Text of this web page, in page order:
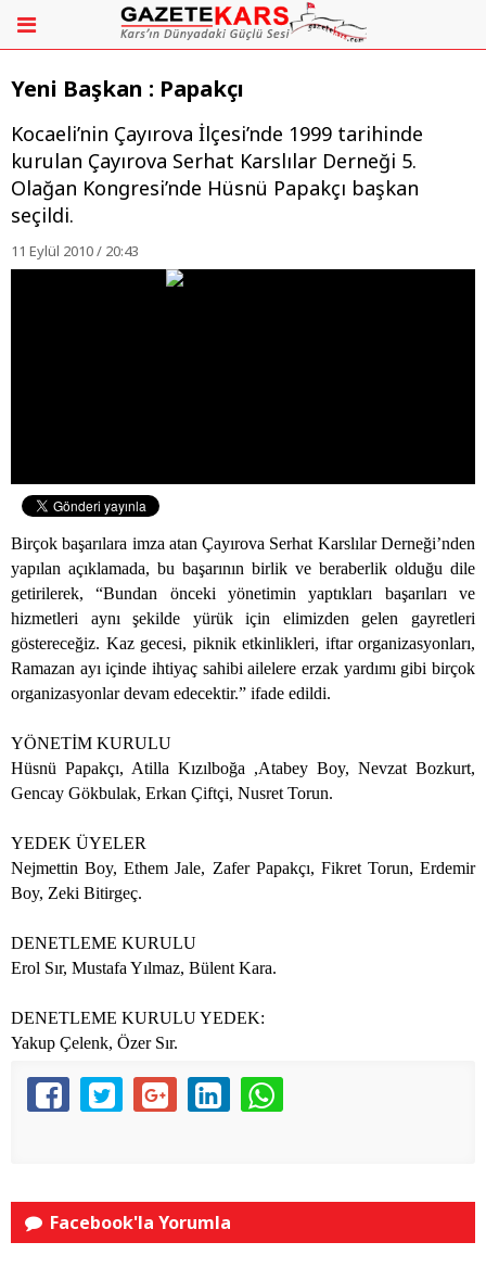
Yeni Başkan : Papakçı
Kocaeli’nin Çayırova İlçesi’nde 1999 tarihinde
kurulan Çayırova Serhat Karslılar Derneği 5.
Olağan Kongresi’nde Hüsnü Papakçı başkan
seçildi.
11 Eylül 2010 / 20:43
Birçok başarılara imza atan Çayırova Serhat Karslılar Derneği’nden
yapılan açıklamada, bu başarının birlik ve beraberlik olduğu dile
getirilerek, “Bundan önceki yönetimin yaptıkları başarıları ve
hizmetleri aynı şekilde yürük için elimizden gelen gayretleri
göstereceğiz. Kaz gecesi, piknik etkinlikleri, iftar organizasyonları,
Ramazan ayı içinde ihtiyaç sahibi ailelere erzak yardımı gibi birçok
organizasyonlar devam edecektir.” ifade edildi.
YÖNETİM KURULU
Hüsnü Papakçı, Atilla Kızılboğa ,Atabey Boy, Nevzat Bozkurt,
Gencay Gökbulak, Erkan Çiftçi, Nusret Torun.
YEDEK ÜYELER
Nejmettin Boy, Ethem Jale, Zafer Papakçı, Fikret Torun, Erdemir
Boy, Zeki Bitirgeç.
DENETLEME KURULU
Erol Sır, Mustafa Yılmaz, Bülent Kara.
DENETLEME KURULU YEDEK:
Yakup Çelenk, Özer Sır.
Facebook'la Yorumla